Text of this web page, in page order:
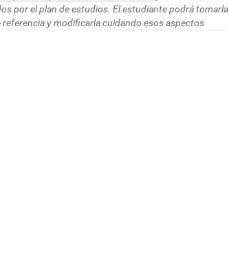
por el plan de estudios. El estudiante podrá tomarla
referencia y modificarla cuidando esos aspectos